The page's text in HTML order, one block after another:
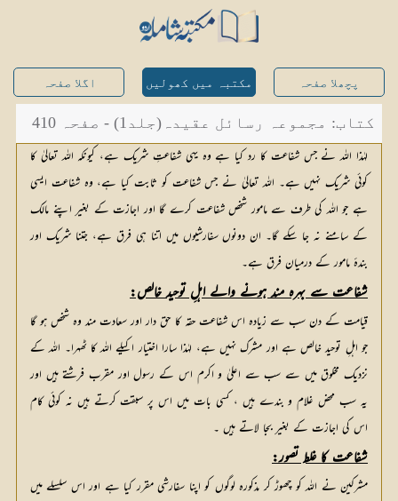
پچھلا صفحہ مکتبہ میں کھولیں اگلا صفحہ
کتاب: مجموعہ رسائل عقیدہ(جلد1) - صفحہ 410
لہٰذا اللہ نے جس شفاعت کا رد کیا ہے وہ یہی شفاعتِ شریک ہے، کیونکہ اللہ تعالیٰ کا
کوئی شریک نہیں ہے۔ اللہ تعالیٰ نے جس شفاعت کو ثابت کیا ہے، وہ شفاعت ایسی
ہے جو اللہ کی طرف سے مامور شخص شفاعت کرے گا اور اجازت کے بغیر اپنے مالک
کے سامنے نہ جا سکے گا۔ ان دونوں سفارشیوں میں اتنا ہی فرق ہے، جتنا شریک اور
بندۂ مامور کے درمیان فرق ہے۔
شفاعت سے بہرہ مند ہونے والے اہلِ توحید خالص:
قیامت کے دن سب سے زیادہ اس شفاعت حقہ کا حق دار اور سعادت مند وہ شخص ہو گا
جو اہلِ توحید خالص ہے اور مشرک نہیں ہے، لہٰذا سارا اختیار اکیلے اللہ کا ٹھہرا۔ اللہ کے
نزدیک مخلوق میں سے سب سے اعلیٰ و اکرم اس کے رسول اور مقرب فرشتے ہیں اور
یہ سب محض غلام و بندے ہیں ، کسی بات میں اس پر سبقت کرتے ہیں نہ کوئی کام
اس کی اجازت کے بغیر بجا لاتے ہیں ۔
شفاعت کا غلط تصور:
مشرکین نے اللہ کو چھوڑ کر مذکورہ لوگوں کو اپنا سفارشی مقرر کیا ہے اور اس سلسلے میں